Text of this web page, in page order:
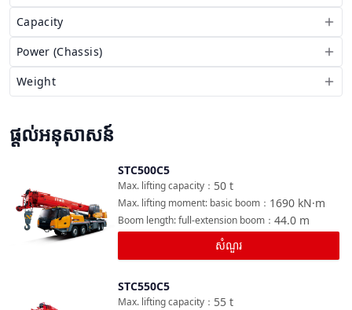
Capacity
Power (Chassis)
Weight
ផ្តល់អនុសាសន៍
STC500C5
50 t
Max. lifting capacity ：
1690 kN·m
Max. lifting moment: basic boom ：
44.0 m
Boom length: full-extension boom ：
សំណួរ
STC550C5
55 t
Max. lifting capacity ：